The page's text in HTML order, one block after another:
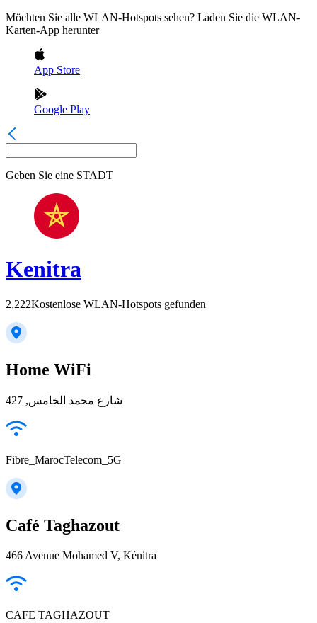
Möchten Sie alle WLAN-Hotspots sehen? Laden Sie die WLAN-
Karten-App herunter
App Store
Google Play
Geben Sie eine STADT
Kenitra
2,222Kostenlose WLAN-Hotspots gefunden
Home WiFi
شارع محمد الخامس, 427
Fibre_MarocTelecom_5G
Café Taghazout
466 Avenue Mohamed V, Kénitra
CAFE TAGHAZOUT